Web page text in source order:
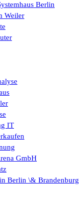
Berlin
Weiler
IT
GmbH
Berlin \& Brandenburg